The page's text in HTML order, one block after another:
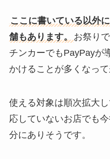
ここに書いている以外
舗もあります。
お祭り
チンカーでもPayPayが
かけることが多くなって
使える対象は順次拡大
応していないお店でも
分にありそうです。